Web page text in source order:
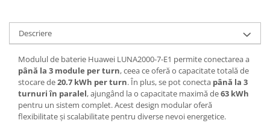
Descriere
Modulul de baterie Huawei LUNA2000-7-E1 permite conectarea a
până la 3 module per turn, ceea ce oferă o capacitate totală de
stocare de20.7 kWh per turn. În plus, se pot conecta până la 3
turnuri în paralel, ajungând la o capacitate maximă de63 kWh
pentru un sistem complet. Acest design modular oferă
flexibilitate și scalabilitate pentru diverse nevoi energetice.